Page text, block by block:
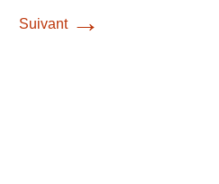
Suivant →